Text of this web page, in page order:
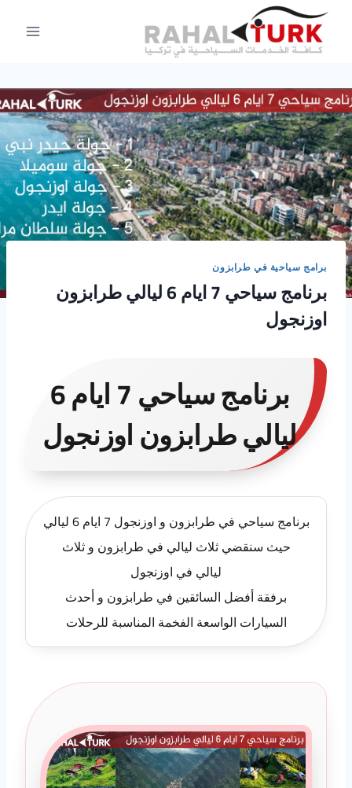
التجاوز
المحتوى
برامج سياحية في طرابزون
برنامج سياحي 7 ايام 6 ليالي طرابزون
اوزنجول
برنامج سياحي 7 ايام 6
ليالي طرابزون اوزنجول
برنامج سياحي في طرابزون و اوزنجول 7 ايام 6 ليالي
حيث سنقضي ثلاث ليالي في طرابزون و ثلاث
ليالي في اوزنجول
برفقة أفضل السائقين في طرابزون و أحدث
السيارات الواسعة الفخمة المناسبة للرحلات